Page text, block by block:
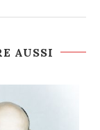
AUSSI